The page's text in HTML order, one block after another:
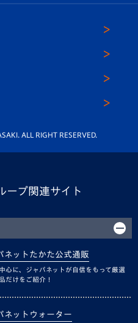
ALL RIGHT RESERVED.
ープ関連サイト
ネットたかた公式通販
心に、ジャパネットが自信をもって厳選
だけをご紹介！
ネットウォーター